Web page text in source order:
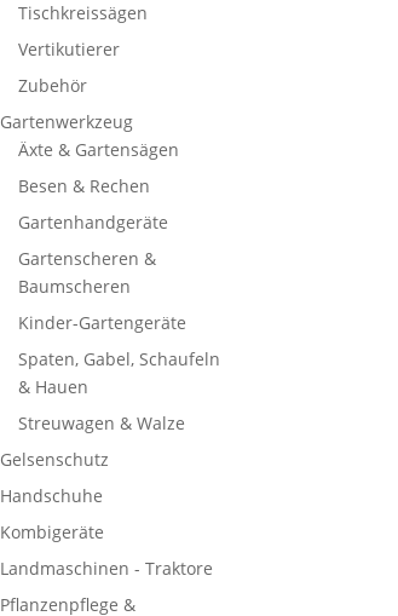
Tischkreissägen
Vertikutierer
Zubehör
Gartenwerkzeug
Äxte & Gartensägen
Besen & Rechen
Gartenhandgeräte
Gartenscheren &
Baumscheren
Kinder-Gartengeräte
Spaten, Gabel, Schaufeln
& Hauen
Streuwagen & Walze
Gelsenschutz
Handschuhe
Kombigeräte
Landmaschinen - Traktore
Pflanzenpflege &